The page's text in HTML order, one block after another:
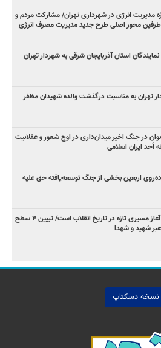
مدیریت انرژی در شهرداری تهران/ مشارکت مردم و
طرفین محور اصلی طرح جدید مدیریت مصرف انرژی
استان آذربایجان شرقی به شهردار تهران
تهران به مناسبت درگذشت والده شهیدان مظفر
در جنگ اخیر میدان‌داری‌ در اوج شعور و عقلانیت
اُحد ایران اسلامی
اربعین بخشی از جنگ توسعه‌یافته حق علیه
شهادت قائد امت آغاز مسیری تازه در تاریخ انقلاب است/ تبیین ۴ سطح
شهید و شهدا
نسخه دسکتاپ